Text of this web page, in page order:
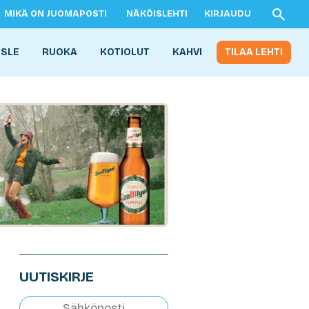
MIKÄ ON JUOMAPOSTI NÄKÖISLEHTI KIRJAUDU
RUOKA KOTIOLUT KAHVI TILAA LEHTI
UUTISKIRJE